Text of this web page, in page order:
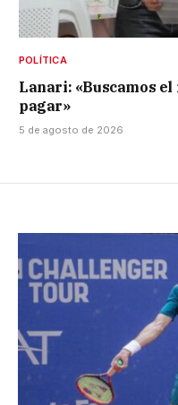
POLÍTICA
Lanari: «Buscamos
pagar»
5 de agosto de 2026